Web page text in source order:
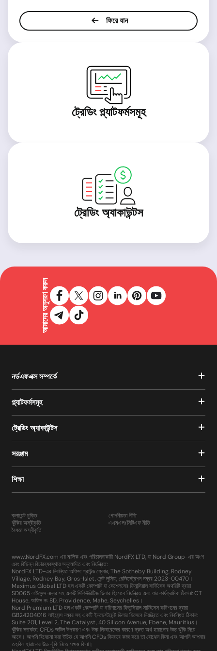
ফিরে যান
ট্রেডিং প্ল্যাটফর্মসমূহ
ট্রেডিং অ্যাকাউন্টস
আমাদের অনুসরণ করুন
নর্ডএফএক্স সম্পর্কে
প্ল্যাটফর্মসমূহ
ট্রেডিং অ্যাকাউন্টস
সরঞ্জাম
শিক্ষা
ক্লায়েন্ট চুক্তি
ঝুঁকির অস্বীকৃতি
বৈধতা অস্বীকৃতি
গোপনীয়তা নীতি
এএমএল/সিটিএফ নীতি
www.NordFX.com এর মালিক এবং পরিচালনাকারী NordFX LTD, যা Nord Group-এর অংশ
এবং বিভিন্ন বিচারব্যবস্থায় অনুমোদিত এবং নিয়ন্ত্রিত:
NordFX LTD-এর নিবন্ধিত অফিস: গ্রাউন্ড ফ্লোর, The Sotheby Building, Rodney
Village, Rodney Bay, Gros-Islet, সেন্ট লুসিয়া, রেজিস্ট্রেশন নম্বর 2023-00470।
Maximus Global LTD হল একটি কোম্পানি যা সেশেলসের ফিনান্সিয়াল সার্ভিসেস অথরিটি দ্বারা
SD065 লাইসেন্স নম্বর সহ একটি সিকিউরিটিজ ডিলার হিসেবে নিয়ন্ত্রিত এবং যার কার্যক্রমিক ঠিকানা: CT
House, অফিস নং 8D, Providence, Mahe, Seychelles।
Nord Premium LTD হল একটি কোম্পানি যা মরিশাসের ফিনান্সিয়াল সার্ভিসেস কমিশনের দ্বারা
GB24204016 লাইসেন্স নম্বর সহ একটি ইনভেস্টমেন্ট ডিলার হিসেবে নিয়ন্ত্রিত এবং নিবন্ধিত ঠিকানা:
Suite 201, Level 2, The Catalyst, 40 Silicon Avenue, Ebene, Mauritius।
ঝুঁকির সতর্কতা: CFDs জটিল উপকরণ এবং উচ্চ লিভারেজের কারণে দ্রুত অর্থ হারানোর উচ্চ ঝুঁকি নিয়ে
আসে। আপনি বিবেচনা করা উচিত যে আপনি CFDs কিভাবে কাজ করে তা বোঝেন কিনা এবং আপনি আপনার
তহবিল হারানোর উচ্চ ঝুঁকি নিতে সক্ষম কিনা।